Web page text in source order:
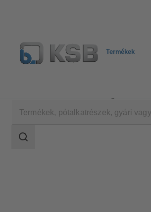
Termékek
tartomány
Keresési